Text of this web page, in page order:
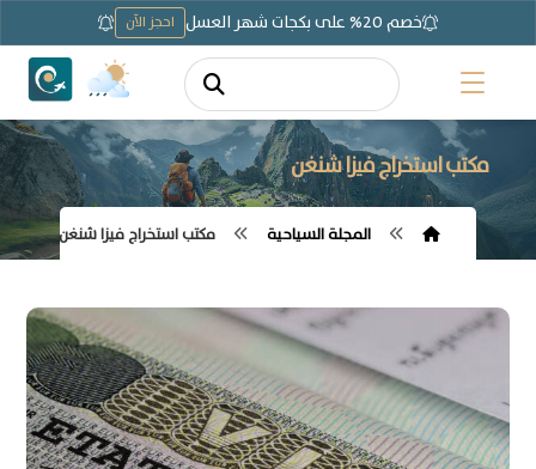
خصم 20% على بكجات شهر العسل احجز الآن
مكتب استخراج فيزا شنغن
المجلة السياحية مكتب استخراج فيزا شنغن